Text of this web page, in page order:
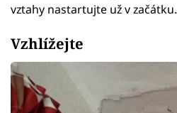
vztahy nastartujte už v začátku.
Vzhlížejte